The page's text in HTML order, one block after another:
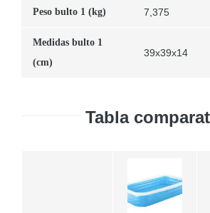
Peso bulto 1 (kg) 7,375
Medidas bulto 1
(cm)
39x39x14
Tabla